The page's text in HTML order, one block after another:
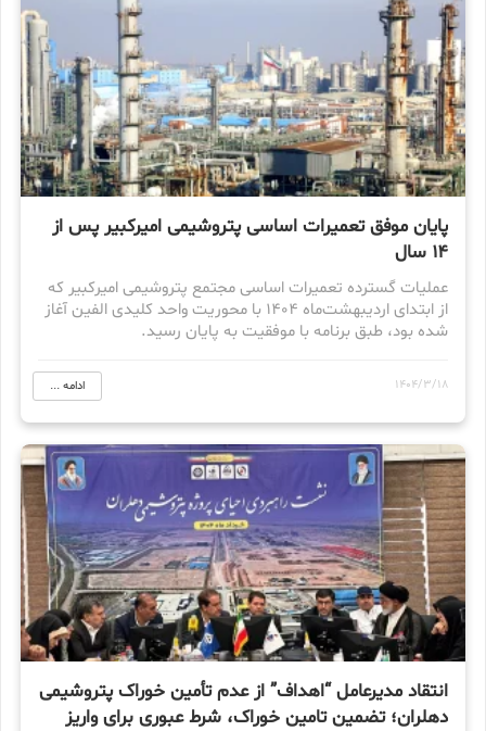
پایان موفق تعمیرات اساسی پتروشیمی امیرکبیر پس از
۱۴ سال
عملیات گسترده تعمیرات اساسی مجتمع پتروشیمی امیرکبیر که
از ابتدای اردیبهشت‌ماه ۱۴۰۴ با محوریت واحد کلیدی الفین آغاز
شده بود، طبق برنامه با موفقیت به پایان رسید.
1404/3/18 ادامه ...
انتقاد مدیرعامل “اهداف” از عدم تأمین خوراک پتروشیمی
دهلران؛ تضمین تامین خوراک، شرط عبوری برای واریز